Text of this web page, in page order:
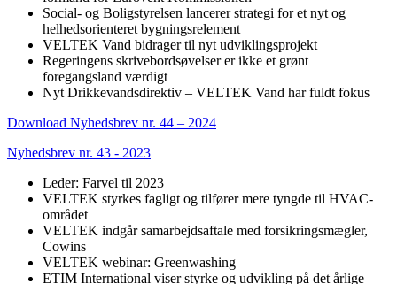
Social- og Boligstyrelsen lancerer strategi for et nyt og
helhedsorienteret bygningsrelement
VELTEK Vand bidrager til nyt udviklingsprojekt
Regeringens skrivebordsøvelser er ikke et grønt
foregangsland værdigt
Nyt Drikkevandsdirektiv – VELTEK Vand har fuldt fokus
Download Nyhedsbrev nr. 44 – 2024
Nyhedsbrev nr. 43 - 2023
Leder: Farvel til 2023
VELTEK styrkes fagligt og tilfører mere tyngde til HVAC-
området
VELTEK indgår samarbejdsaftale med forsikringsmægler,
Cowins
VELTEK webinar: Greenwashing
ETIM International viser styrke og udvikling på det årlige